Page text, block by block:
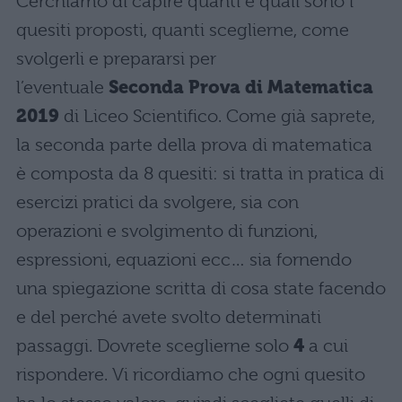
quesiti proposti, quanti sceglierne, come
svolgerli e prepararsi per
l’eventuale Seconda Prova di Matematica
2019 di Liceo Scientifico. Come già saprete,
la seconda parte della prova di matematica
è composta da 8 quesiti: si tratta in pratica di
esercizi pratici da svolgere, sia con
operazioni e svolgimento di funzioni,
espressioni, equazioni ecc… sia fornendo
una spiegazione scritta di cosa state facendo
e del perché avete svolto determinati
passaggi. Dovrete sceglierne solo 4 a cui
rispondere. Vi ricordiamo che ogni quesito